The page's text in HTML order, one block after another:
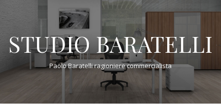
STUDIO BARATELLI
Paolo Baratelli ragioniere commercialista